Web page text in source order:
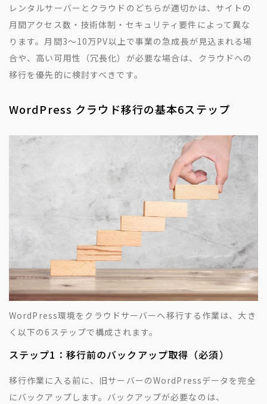
レンタルサーバーとクラウドのどちらが適切かは、サイトの
月間アクセス数・技術体制・セキュリティ要件によって異な
ります。月間3〜10万PV以上で事業の急成長が見込まれる場
合や、高い可用性（冗長化）が必要な場合は、クラウドへの
移行を優先的に検討すべきです。
WordPress クラウド移行の基本6ステップ
WordPress環境をクラウドサーバーへ移行する作業は、大き
く以下の6ステップで構成されます。
ステップ1：移行前のバックアップ取得（必須）
移行作業に入る前に、旧サーバーのWordPressデータを完全
にバックアップします。バックアップが必要なのは、